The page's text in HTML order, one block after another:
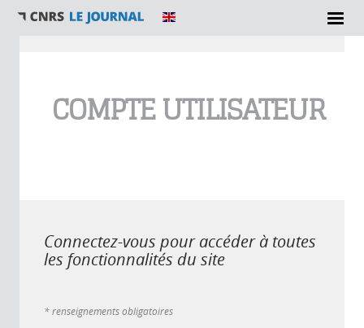
COMPTE UTILISATEUR
Connectez-vous pour accéder à toutes
les fonctionnalités du site
* renseignements obligatoires